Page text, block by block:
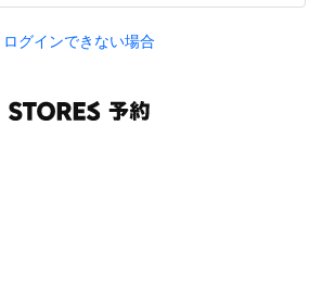
ログインできない場合